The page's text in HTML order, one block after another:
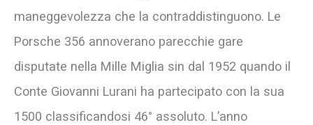
maneggevolezza che la contraddistinguono. Le
Porsche 356 annoverano parecchie gare
disputate nella Mille Miglia sin dal 1952 quando il
Conte Giovanni Lurani ha partecipato con la sua
1500 classificandosi 46° assoluto. L’anno